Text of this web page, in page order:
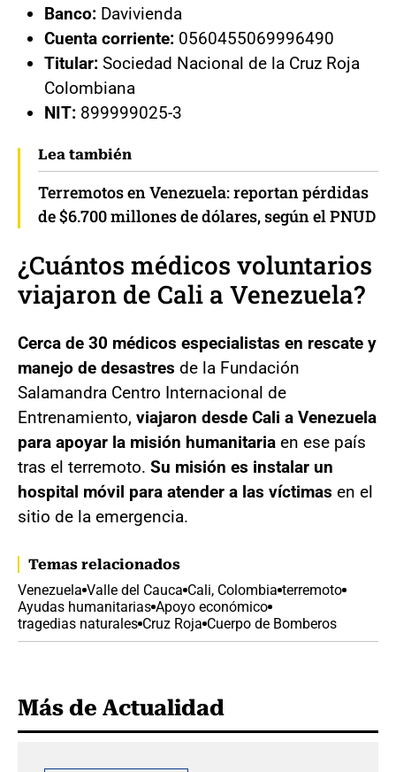
Banco: Davivienda
Cuenta corriente: 0560455069996490
Titular: Sociedad Nacional de la Cruz Roja
Colombiana
NIT: 899999025-3
Lea también
Terremotos en Venezuela: reportan pérdidas
de $6.700 millones de dólares, según el PNUD
¿Cuántos médicos voluntarios
viajaron de Cali a Venezuela?
Cerca de 30 médicos especialistas en rescate y
manejo de desastres de la Fundación
Salamandra Centro Internacional de
Entrenamiento, viajaron desde Cali a Venezuela
para apoyar la misión humanitaria en ese país
tras el terremoto. Su misión es instalar un
hospital móvil para atender a las víctimas en el
sitio de la emergencia.
Temas relacionados
Venezuela Valle del Cauca Cali, Colombia terremoto
Ayudas humanitarias Apoyo económico
tragedias naturales Cruz Roja Cuerpo de Bomberos
Más de Actualidad